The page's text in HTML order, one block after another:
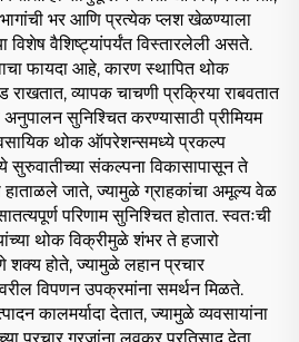
भर आणि प्रत्येक प्लश खेळण्याला
विशेष वैशिष्ट्यांपर्यंत विस्तारलेली असते.
फायदा आहे, कारण स्थापित थोक
राखतात, व्यापक चाचणी प्रक्रिया राबवतात
सुनिश्चित करण्यासाठी प्रीमियम
थोक ऑपरेशन्समध्ये प्रकल्प
सुरुवातीच्या संकल्पना विकासापासून ते
हाताळले जाते, ज्यामुळे ग्राहकांचा अमूल्य वेळ
परिणाम सुनिश्चित होतात. स्वतःची
थोक विक्रीमुळे शंभर ते हजारो
शक्य होते, ज्यामुळे लहान प्रचार
विपणन उपक्रमांना समर्थन मिळते.
कालमर्यादा देतात, ज्यामुळे व्यवसायांना